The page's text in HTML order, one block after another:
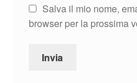
Salva il mio nome,
browser per la prossima